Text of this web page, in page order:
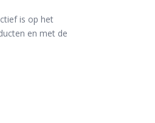
is op het
en met de